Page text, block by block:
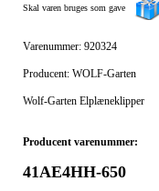
Skal varen bruges som gave
Varenummer: 920324
Producent: WOLF-Garten
Wolf-Garten Elplæneklipper
Producent varenummer:
41AE4HH-650